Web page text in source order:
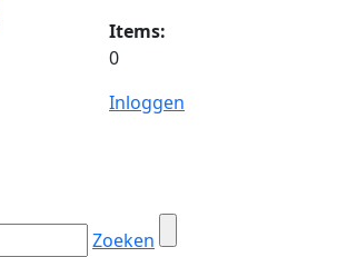
Items:
0
Inloggen
Zoeken